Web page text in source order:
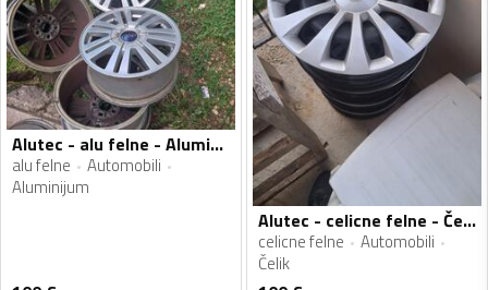
Alutec - alu felne - Aluminijum felne
alu felne
Automobili
Aluminijum
Alutec - celicne felne - Čelik felne
celicne felne
Automobili
Čelik